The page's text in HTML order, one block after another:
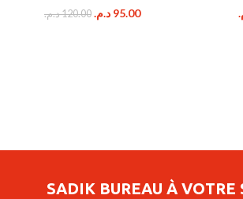
120.00د.م.
Le
95.00 د.م.
Le
SADIK BUREAU À VOTRE